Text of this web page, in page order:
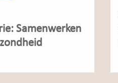
Samenwerken